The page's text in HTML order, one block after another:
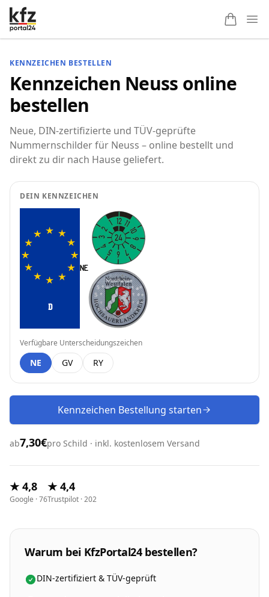
KENNZEICHEN BESTELLEN
Kennzeichen Neuss online
bestellen
Neue, DIN-zertifizierte und TÜV-geprüfte
Nummernschilder für Neuss – online bestellt und
direkt zu dir nach Hause geliefert.
DEIN KENNZEICHEN
D
Verfügbare Unterscheidungszeichen
NE GV RY
Kennzeichen Bestellung starten
ab7,30€pro Schild · inkl. kostenlosem Versand
★ 4,8
Google · 76
★ 4,4
Trustpilot · 202
Warum bei KfzPortal24 bestellen?
DIN-zertifiziert & TÜV-geprüft